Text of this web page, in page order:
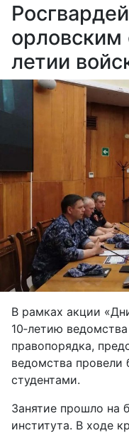
орловским
летии
В рамках акции
10‑летию
правопорядка,
ведомства провели
студентами.
Занятие прошло на
института. В ходе